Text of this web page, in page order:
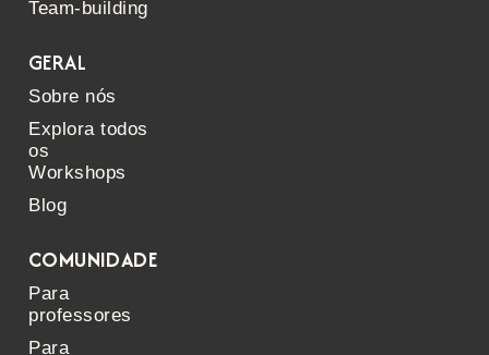
Team-building
GERAL
Sobre nós
Explora todos
os
Workshops
Blog
COMUNIDADE
Para
professores
Para